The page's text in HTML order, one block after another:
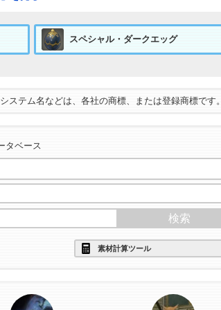
スペシャル・ダークエッグ
ステム名などは、各社の商標、または登録商標です。
タベース
素材計算ツール